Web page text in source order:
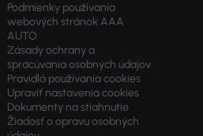
Podmienky používania
webových stránok AAA
AUTO
Zásady ochrany a
spracúvania osobných údajov
Pravidlá používania cookies
Upraviť nastavenia cookies
Dokumenty na stiahnutie
Žiadosť o opravu osobných